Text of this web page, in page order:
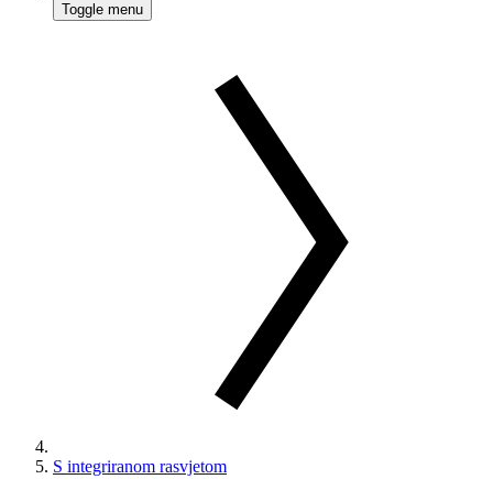
Toggle menu
S integriranom rasvjetom